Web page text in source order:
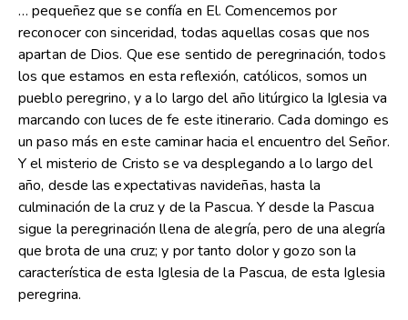
… pequeñez que se confía en El. Comencemos por
reconocer con sinceridad, todas aquellas cosas que nos
apartan de Dios. Que ese sentido de peregrinación, todos
los que estamos en esta reflexión, católicos, somos un
pueblo peregrino, y a lo largo del año litúrgico la Iglesia va
marcando con luces de fe este itinerario. Cada domingo es
un paso más en este caminar hacia el encuentro del Señor.
Y el misterio de Cristo se va desplegando a lo largo del
año, desde las expectativas navideñas, hasta la
culminación de la cruz y de la Pascua. Y desde la Pascua
sigue la peregrinación llena de alegría, pero de una alegría
que brota de una cruz; y por tanto dolor y gozo son la
característica de esta Iglesia de la Pascua, de esta Iglesia
peregrina.